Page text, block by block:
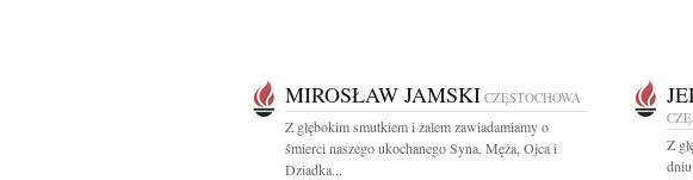
MIROSŁAW JAMSKI CZĘSTOCHOWA
Z głębokim smutkiem i żalem zawiadamiamy o
śmierci naszego ukochanego Syna, Męża, Ojca i
Dziadka...
Z